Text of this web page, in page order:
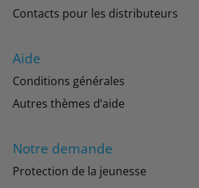
Contacts pour les distributeurs
Aide
Conditions générales
Autres thèmes d’aide
Notre demande
Protection de la jeunesse